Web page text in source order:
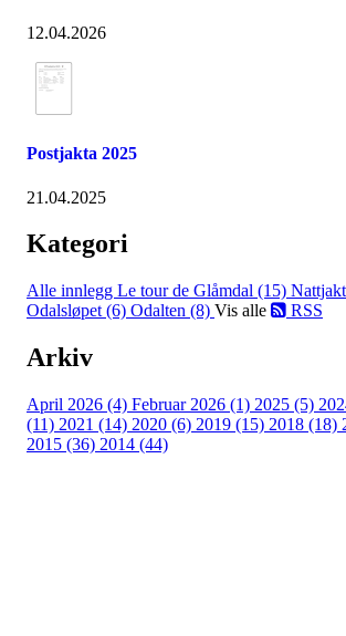
12.04.2026
Postjakta 2025
21.04.2025
Kategori
Alle innlegg Le tour de Glåmdal (15)
Odalsløpet (6) Odalten (8) Vis alle RSS
Arkiv
April 2026 (4) Februar 2026 (1) 2025 (5)
(11) 2021 (14) 2020 (6) 2019 (15) 2018 (18)
2015 (36) 2014 (44)